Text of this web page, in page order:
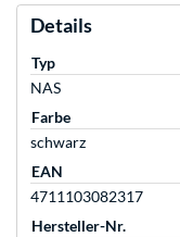
Details
Typ
NAS
Farbe
schwarz
EAN
4711103082317
Hersteller-Nr.